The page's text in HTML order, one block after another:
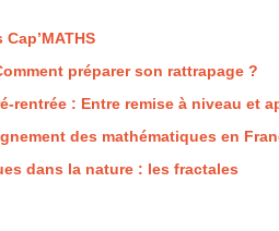
préparer son rattrapage ?
rentrée : Entre remise à niveau et
des mathématiques en
dans la nature : les fractales